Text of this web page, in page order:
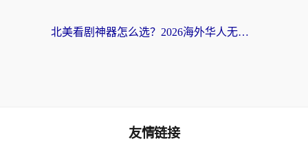
北美看剧神器怎么选？2026海外华人无缝访问国内资源全攻略
友情链接